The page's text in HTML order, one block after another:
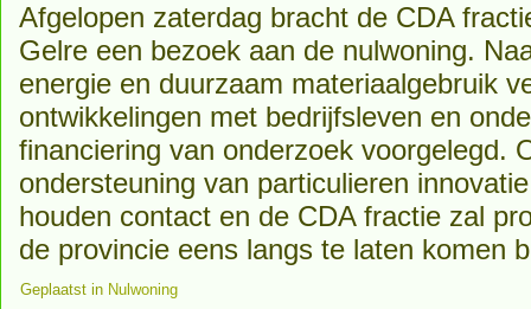
Afgelopen zaterdag bracht de CDA
Gelre een bezoek aan de nulwoning.
energie en duurzaam materiaalgebruik
ontwikkelingen met bedrijfsleven en
financiering van onderzoek voorgelegd.
ondersteuning van particulieren
houden contact en de CDA fractie zal
de provincie eens langs te laten komen
Geplaatst in Nulwoning